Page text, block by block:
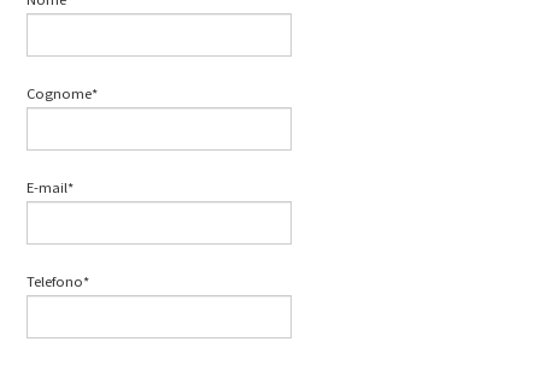
Cognome*
E-mail*
Telefono*